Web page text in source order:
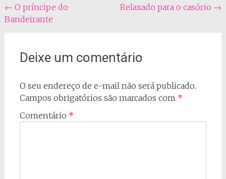
Navegação
do
← O príncipe do
Bandeirante
Relaxado para o casório →
Deixe um comentário
O seu endereço de e-mail não será publicado.
Campos obrigatórios são marcados com *
Comentário *